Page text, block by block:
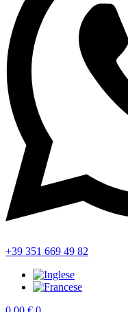
+39 351 669 49 82